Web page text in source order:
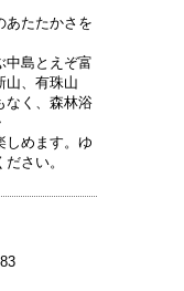
あたたかさを
中島とえぞ富
山、有珠山
なく、森林浴
しめます。ゆ
さい。